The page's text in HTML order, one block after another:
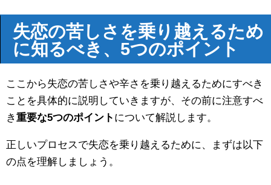
失恋の苦しさを乗り越えるため
に知るべき、5つのポイント
ここから失恋の苦しさや辛さを乗り越えるためにすべき
ことを具体的に説明していきますが、その前に注意すべ
き重要な5つのポイント について解説します。
正しいプロセスで失恋を乗り越えるために、まずは以下
の点を理解しましょう。